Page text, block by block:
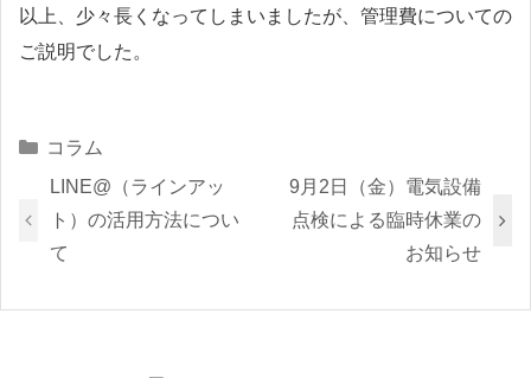
以上、少々長くなってしまいましたが、管理費についての
ご説明でした。
Categories
コラム
LINE@（ラインアッ
ト）の活用方法につい
て
9月2日（金）電気設備
点検による臨時休業の
お知らせ